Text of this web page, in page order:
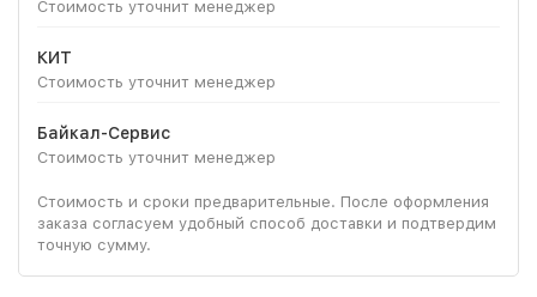
Стоимость уточнит менеджер
КИТ
Стоимость уточнит менеджер
Байкал-Сервис
Стоимость уточнит менеджер
Стоимость и сроки предварительные. После оформления
заказа согласуем удобный способ доставки и подтвердим
точную сумму.